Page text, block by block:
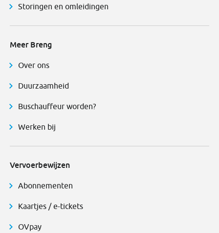
Storingen en omleidingen
Meer Breng
Over ons
Duurzaamheid
Buschauffeur worden?
Werken bij
Vervoerbewijzen
Abonnementen
Kaartjes / e-tickets
OVpay